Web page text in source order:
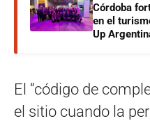
Córdoba
en el
Up
El “código de
el sitio cuando la